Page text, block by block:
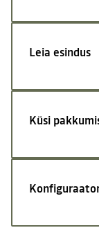
Leia esindus
Küsi